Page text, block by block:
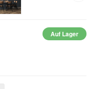
Auf Lager